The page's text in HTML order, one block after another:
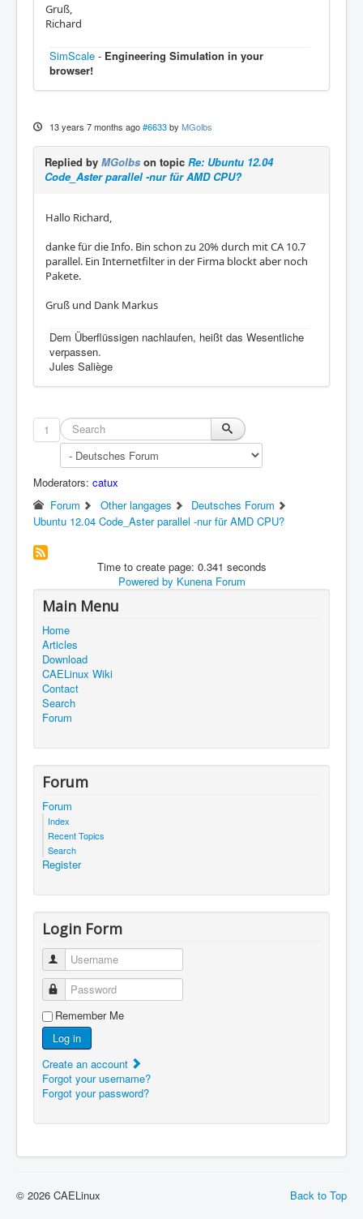
Gruß,
Richard
SimScale - Engineering Simulation in your
browser!
13 years 7 months ago #6633 by MGolbs
Replied by MGolbs on topic Re: Ubuntu 12.04
Code_Aster parallel -nur für AMD CPU?
Hallo Richard,
danke für die Info. Bin schon zu 20% durch mit CA 10.7
parallel. Ein Internetfilter in der Firma blockt aber noch
Pakete.
Gruß und Dank Markus
Dem Überflüssigen nachlaufen, heißt das Wesentliche
verpassen.
Jules Saliège
1
Moderators: catux
Forum
Other langages
Deutsches Forum
Ubuntu 12.04 Code_Aster parallel -nur für AMD CPU?
Time to create page: 0.341 seconds
Powered by Kunena Forum
Main Menu
Home
Articles
Download
CAELinux Wiki
Contact
Search
Forum
Forum
Forum
Index
Recent Topics
Search
Register
Login Form
Username
Password
Remember Me
Log in
Create an account
Forgot your username?
Forgot your password?
Back to Top
© 2026 CAELinux